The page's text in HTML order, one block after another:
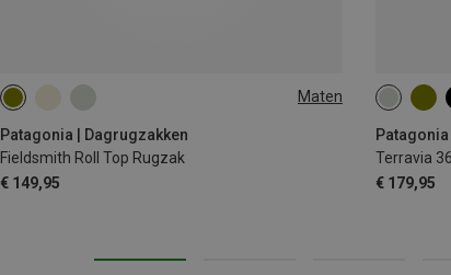
Maten
Patagonia | Dagrugzakken
Fieldsmith Roll Top Rugzak
€ 149,95
32L
Terravia
€ 179,95
36L | L